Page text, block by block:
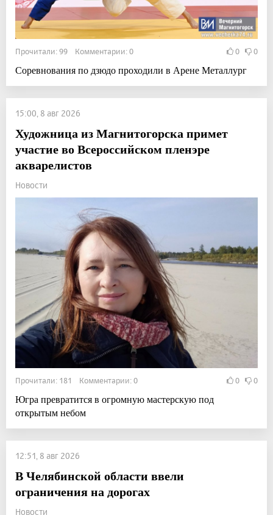
Прочитали: 99 Комментарии: 0 0 0
Соревнования по дзюдо проходили в Арене Металлург
15:00, 8 авг 2026
Художница из Магнитогорска примет
участие во Всероссийском пленэре
акварелистов
Новости
Прочитали: 181 Комментарии: 0 0 0
Югра превратится в огромную мастерскую под
открытым небом
12:51, 8 авг 2026
В Челябинской области ввели
ограничения на дорогах
Новости